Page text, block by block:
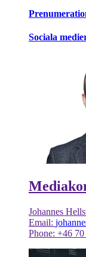
Sociala
Johannes
Email:
Phone: +46